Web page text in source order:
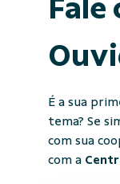
Fale
É a sua
tema? Se
com sua
com a